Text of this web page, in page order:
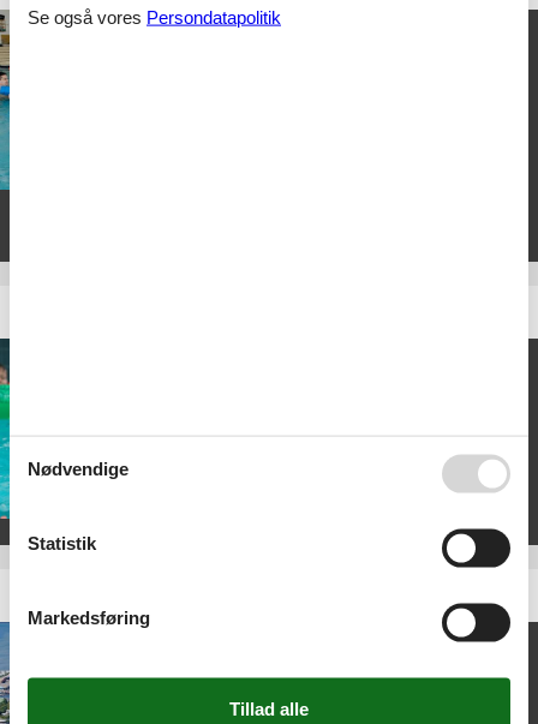
Elsker I kombinationen af
dig alt det – i en elegant feriebolig, i
smuk natur, med wellness i
verdensklasse og oplevelser for
Feriecenter Bogense Strand er det
designede ferieboliger, nogle med
Se også vores Persondatapolitik
Nødvendige
Statistik
Markedsføring